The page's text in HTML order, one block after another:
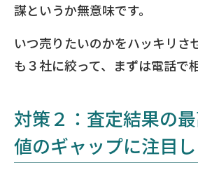
謀というか無意味です。
いつ売りたいのかをハッキリさ
も３社に絞って、まずは電話で
対策２：査定結果の
値のギャップに注目